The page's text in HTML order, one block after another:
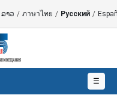
ລາວ / ภาษาไทย / Русский /
☰